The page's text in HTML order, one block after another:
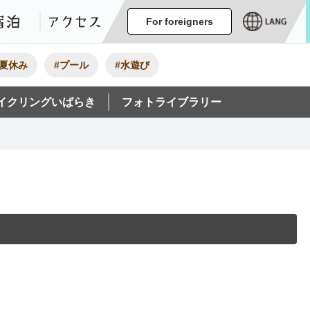
イベント
グルメ・みやげ宿泊 アクセス
For foreigners
休み #プール #水遊び
クリングいばらき フォトライブラリー